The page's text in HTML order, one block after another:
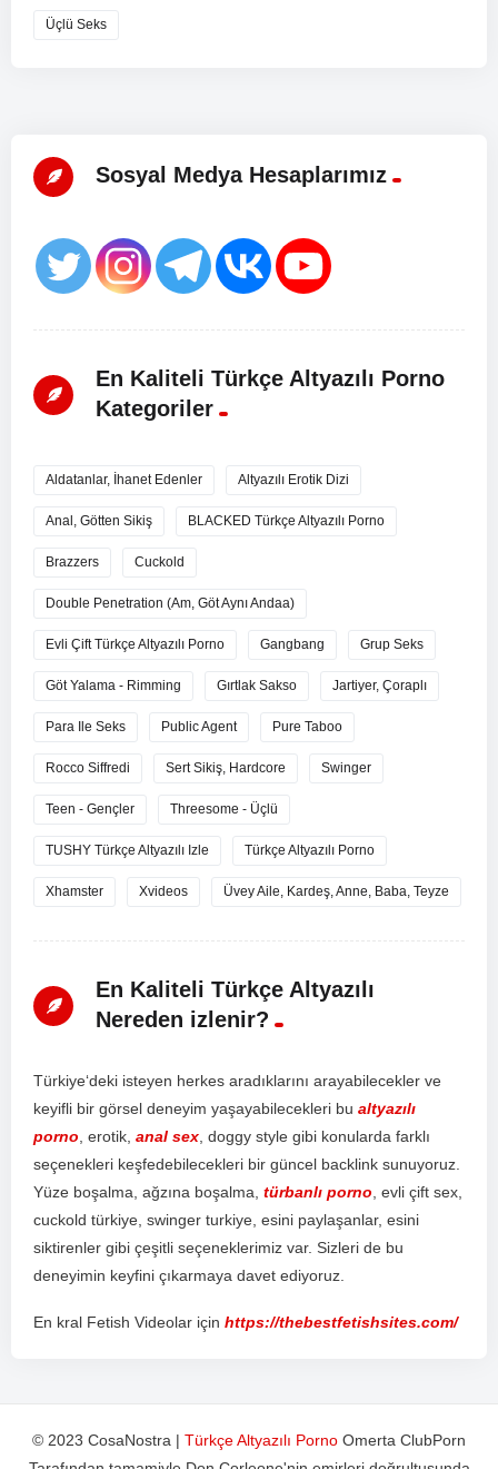
Üçlü Seks
Sosyal Medya Hesaplarımız
En Kaliteli Türkçe Altyazılı Porno
Kategoriler
Aldatanlar, İhanet Edenler Altyazılı Erotik Dizi
Anal, Götten Sikiş BLACKED Türkçe Altyazılı Porno
Brazzers Cuckold
Double Penetration (Am, Göt Aynı Andaa)
Evli Çift Türkçe Altyazılı Porno Gangbang Grup Seks
Göt Yalama - Rimming Gırtlak Sakso Jartiyer, Çoraplı
Para Ile Seks Public Agent Pure Taboo
Rocco Siffredi Sert Sikiş, Hardcore Swinger
Teen - Gençler Threesome - Üçlü
TUSHY Türkçe Altyazılı Izle Türkçe Altyazılı Porno
Xhamster Xvideos Üvey Aile, Kardeş, Anne, Baba, Teyze
En Kaliteli Türkçe Altyazılı
Nereden izlenir?
Türkiye‘deki isteyen herkes aradıklarını arayabilecekler ve
keyifli bir görsel deneyim yaşayabilecekleri bu altyazılı
porno erotik anal sex doggy style gibi konularda farklı
seçenekleri keşfedebilecekleri bir güncel backlink sunuyoruz
Yüze boşalma ağzına boşalma türbanlı porno evli çift sex
cuckold türkiye swinger turkiye esini paylaşanlar, esini
siktirenler gibi çeşitli seçeneklerimiz var. Sizleri de bu
deneyimin keyfini çıkarmaya davet ediyoruz
En kral Fetish Videolar için https://thebestfetishsites.com/
© 2023 CosaNostra | Türkçe Altyazılı Porno Omerta ClubPorn